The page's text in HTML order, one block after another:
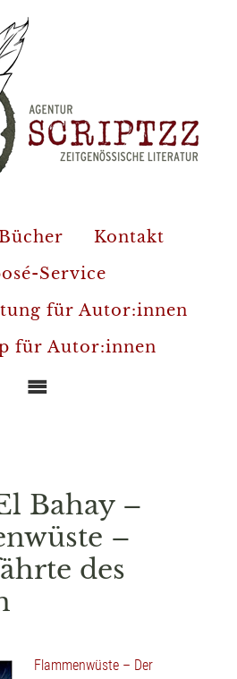
Kontakt
Service
für Autor:innen
für Autor:innen
Bahay –
–
des
Flammenwüste – Der